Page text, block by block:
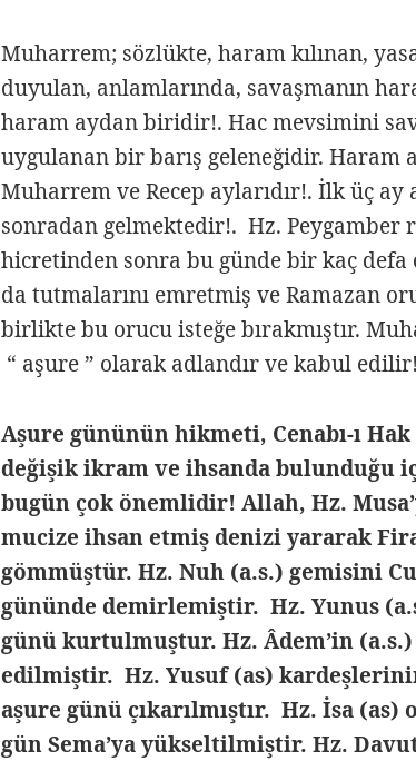
Muharrem; sözlükte, haram kılınan,
duyulan, anlamlarında, savaşmanın
haram aydan biridir!. Hac mevsimini
uygulanan bir barış geleneğidir. Haram
Muharrem ve Recep aylarıdır!. İlk üç ay
sonradan gelmektedir!. Hz. Peygamber
hicretinden sonra bu günde bir kaç
da tutmalarını emretmiş ve Ramazan
birlikte bu orucu isteğe bırakmıştır.
“ aşure ” olarak adlandır ve kabul edilir!
Aşure gününün hikmeti, Cenabı-ı
değişik ikram ve ihsanda bulunduğu
bugün çok önemlidir! Allah, Hz.
mucize ihsan etmiş denizi yararak
gömmüştür. Hz. Nuh (a.s.) gemisini
gününde demirlemiştir. Hz. Yunus
günü kurtulmuştur. Hz. Âdem’in
edilmiştir. Hz. Yusuf (as)
aşure günü çıkarılmıştır. Hz. İsa (as)
gün Sema’ya yükseltilmiştir. Hz.